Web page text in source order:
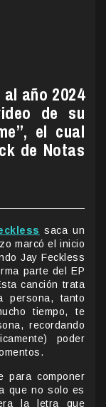
año 2024
de su
el cual
de Notas
saca un
marcó el inicio
Jay Feckless
parte del EP
canción trata
persona, tanto
tiempo, te
recordando
poder
para componer
que no solo es
la letra que